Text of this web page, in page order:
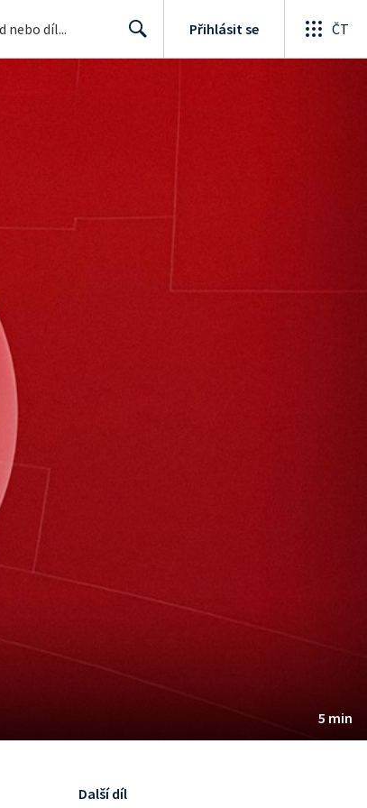
Přihlásit se ČT
5 min
Další díl